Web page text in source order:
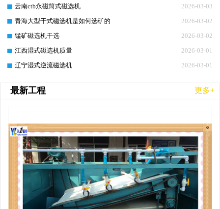
2026-03-03
云南ctb永磁筒式磁选机
2026-03-02
青海大型干式磁选机是如何选矿的
2026-03-02
锰矿磁选机干选
2026-03-01
江西湿式磁选机质量
2026-03-01
辽宁湿式逆流磁选机
最新工程 更多+